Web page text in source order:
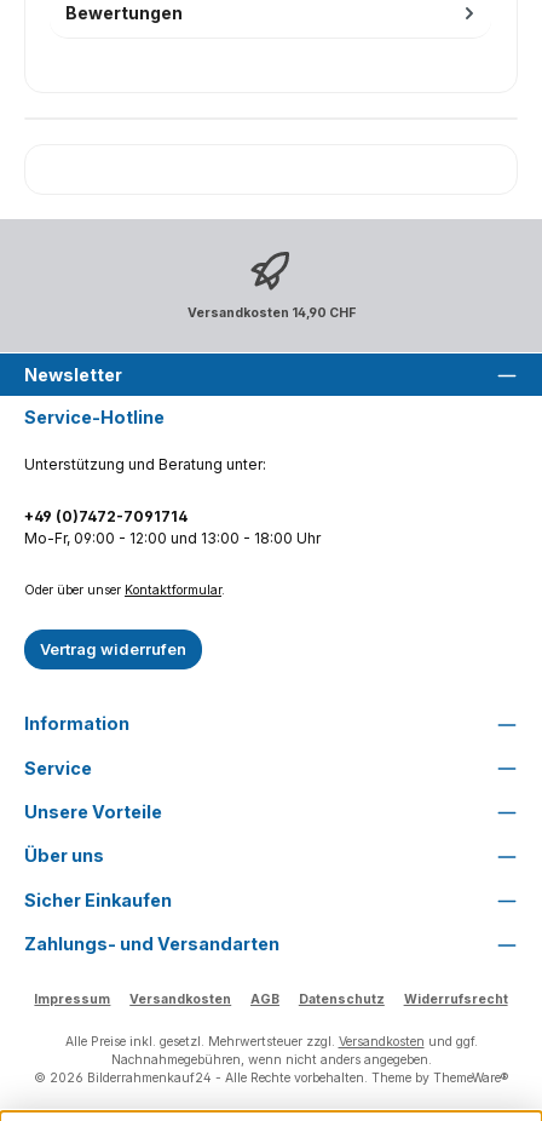
Bewertungen
Versandkosten 14,90 CHF
Newsletter
Service-Hotline
Unterstützung und Beratung unter:
+49 (0)7472-7091714
Mo-Fr, 09:00 - 12:00 und 13:00 - 18:00 Uhr
Oder über unser Kontaktformular.
Vertrag widerrufen
Information
Service
Unsere Vorteile
Über uns
Sicher Einkaufen
Zahlungs- und Versandarten
Impressum Versandkosten AGB Datenschutz Widerrufsrecht
Alle Preise inkl. gesetzl. Mehrwertsteuer zzgl. Versandkosten und ggf.
Nachnahmegebühren, wenn nicht anders angegeben.
© 2026 Bilderrahmenkauf24 - Alle Rechte vorbehalten. Theme by ThemeWare®